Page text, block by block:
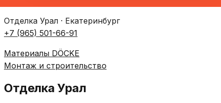
Отделка Урал · Екатеринбург
+7 (965) 501-66-91
Материалы DÖCKE
Монтаж и строительство
Отделка Урал